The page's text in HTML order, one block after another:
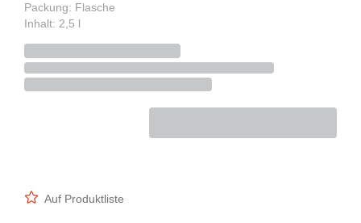
Packung: Flasche
Inhalt: 2,5 l
Auf Produktliste